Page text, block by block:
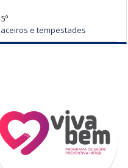
e tempestades